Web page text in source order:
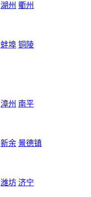
湖州 衢州
蚌埠 铜陵
漳州 南平
新余 景德镇
潍坊 济宁